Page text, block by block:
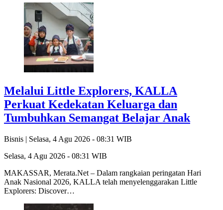
Melalui Little Explorers, KALLA
Perkuat Kedekatan Keluarga dan
Tumbuhkan Semangat Belajar Anak
Bisnis | Selasa, 4 Agu 2026 - 08:31 WIB
Selasa, 4 Agu 2026 - 08:31 WIB
MAKASSAR, Merata.Net – Dalam rangkaian peringatan Hari
Anak Nasional 2026, KALLA telah menyelenggarakan Little
Explorers: Discover…